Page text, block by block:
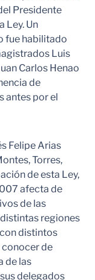
Presidente
Ley. Un
fue habilitado
Luis
Carlos Henao
de
antes por el
Felipe Arias
Torres,
de esta Ley,
afecta de
de las
regiones
distintos
conocer de
de las
delegados